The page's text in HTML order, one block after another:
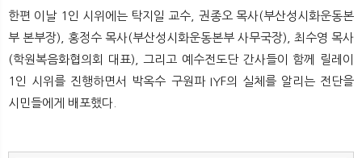
한편 이날 1인 시위에는 탁지일 교수, 권종오 목사(부산성시화운동본
부 본부장), 홍정수 목사(부산성시화운동본부 사무국장), 최수영 목사
(학원복음화협의회 대표), 그리고 예수전도단 간사들이 함께 릴레이
1인 시위를 진행하면서 박옥수 구원파 IYF의 실체를 알리는 전단을
시민들에게 배포했다.